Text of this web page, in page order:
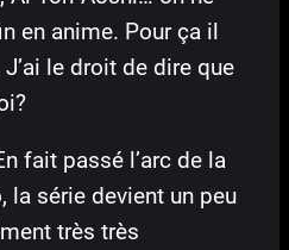
en anime. Pour ça il
le droit de dire que
fait passé l’arc de la
la série devient un peu
très très